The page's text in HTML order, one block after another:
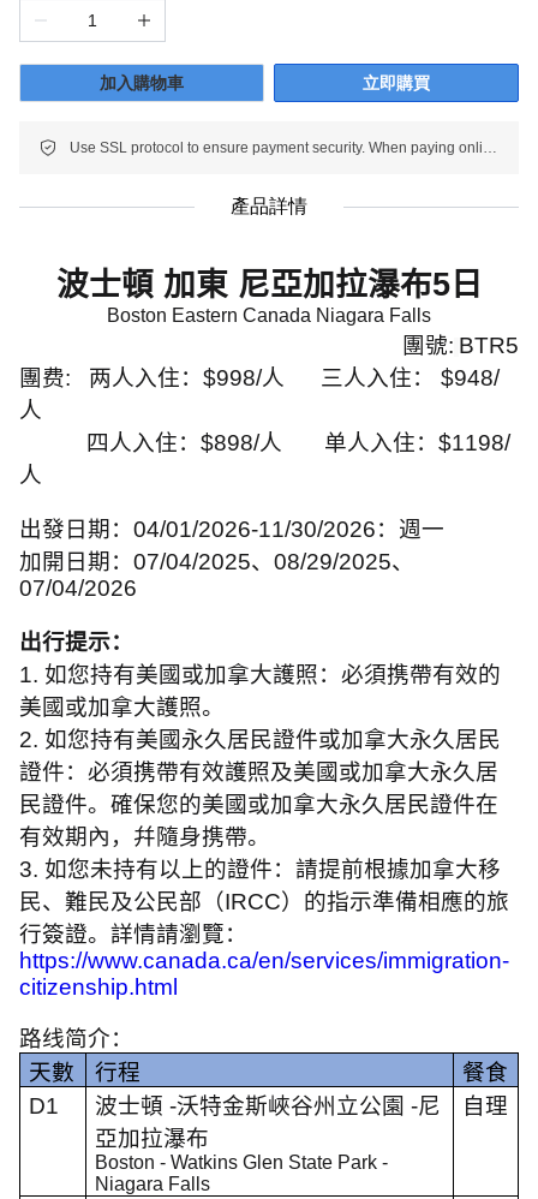
加入購物車 立即購買
Use SSL protocol to ensure payment security. When paying online, your payment information is protected.
產品詳情
波士頓 加東 尼亞加拉瀑布5日
Boston Eastern Canada Niagara Falls
團號: BTR5
團费: 两人入住： $998/人 三人入住： $948/
人
四人入住： $898/人 单人入住： $1198/
人
出發日期： 04/01/2026-11/30/2026：週一
加開日期： 07/04/2025、 08/29/2025、
07/04/2026
出行提示：
1. 如您持有美國或加拿大護照：必須携帶有效的
美國或加拿大護照。
2. 如您持有美國永久居民證件或加拿大永久居民
證件：必須携帶有效護照及美國或加拿大永久居
民證件。確保您的美國或加拿大永久居民證件在
有效期內，幷隨身携帶。
3. 如您未持有以上的證件：請提前根據加拿大移
民、難民及公民部（IRCC）的指示準備相應的旅
行簽證。詳情請瀏覽：
https://www.canada.ca/en/services/immigration-
citizenship.html
路线简介：
天數
行程
餐食
D1
波士頓 -沃特金斯峽谷州立公園 -尼
亞加拉瀑布
Boston - Watkins Glen State Park -
Niagara Falls
自理